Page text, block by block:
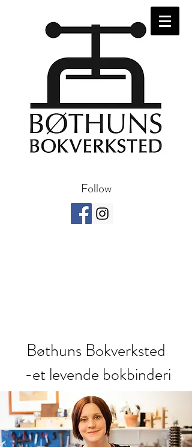
Follow
Bøthuns Bokverksted
-et levende bokbinderi